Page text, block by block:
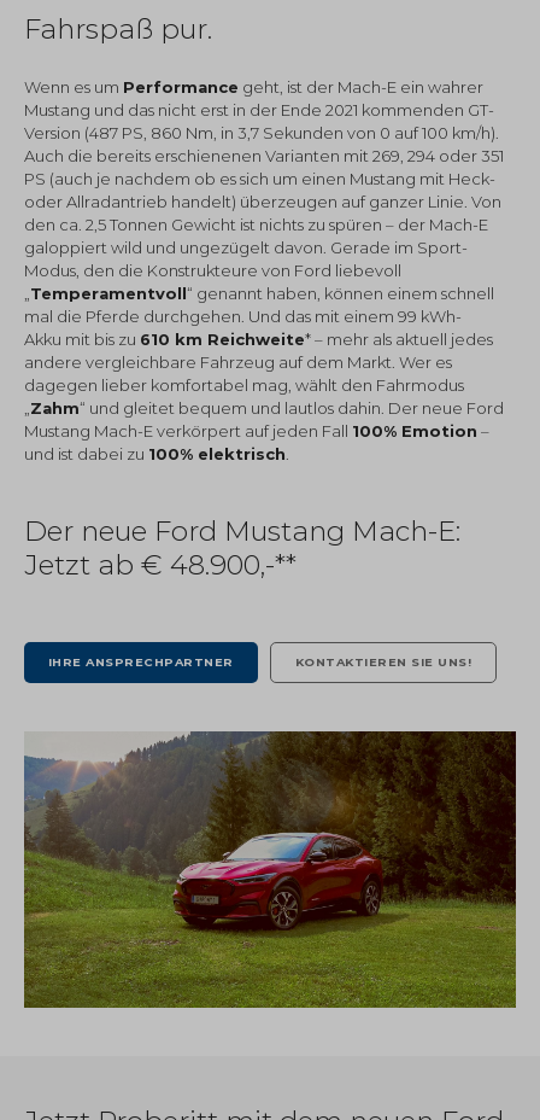
Fahrspaß pur.
Wenn es um Performance geht, ist der Mach-E ein wahrer
Mustang und das nicht erst in der Ende 2021 kommenden GT-
Version (487 PS, 860 Nm, in 3,7 Sekunden von 0 auf 100 km/h).
Auch die bereits erschienenen Varianten mit 269, 294 oder 351
PS (auch je nachdem ob es sich um einen Mustang mit Heck-
oder Allradantrieb handelt) überzeugen auf ganzer Linie. Von
den ca. 2,5 Tonnen Gewicht ist nichts zu spüren – der Mach-E
galoppiert wild und ungezügelt davon. Gerade im Sport-
Modus, den die Konstrukteure von Ford liebevoll
Temperamentvoll“ genannt haben, können einem schnell
mal die Pferde durchgehen. Und das mit einem 99 kWh-
Akku mit bis zu 610 km Reichweite* – mehr als aktuell jedes
andere vergleichbare Fahrzeug auf dem Markt. Wer es
dagegen lieber komfortabel mag, wählt den Fahrmodus
Zahm“ und gleitet bequem und lautlos dahin. Der neue Ford
Mustang Mach-E verkörpert auf jeden Fall 100% Emotion –
und ist dabei zu 100% elektrisch
Der neue Ford Mustang Mach-E:
Jetzt ab € 48.900,-**
IHRE ANSPRECHPARTNER KONTAKTIEREN SIE UNS!